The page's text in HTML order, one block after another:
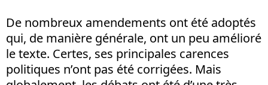
De nombreux amendements ont été adoptés
qui, de manière générale, ont un peu amélioré
le texte. Certes, ses principales carences
politiques n’ont pas été corrigées. Mais